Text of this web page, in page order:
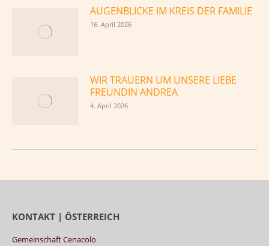
AUGENBLICKE IM KREIS DER FAMILIE
16. April 2026
WIR TRAUERN UM UNSERE LIEBE
FREUNDIN ANDREA
4. April 2026
KONTAKT | ÖSTERREICH
Gemeinschaft Cenacolo